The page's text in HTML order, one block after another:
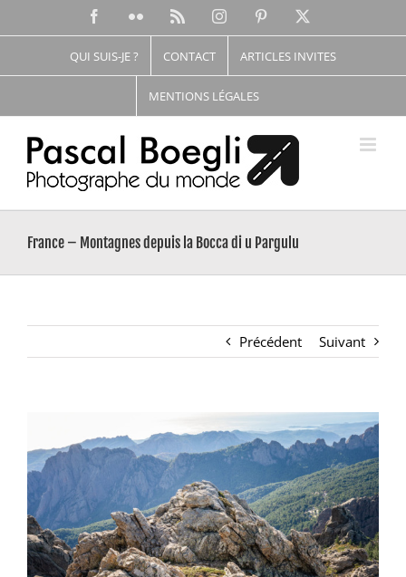
FacebookFlickr InstagramPinterest
QUI SUIS-JE ? CONTACT ARTICLES INVITES
MENTIONS LÉGALES
France – Montagnes depuis la Bocca di u Pargulu
Précédent Suivant
Image